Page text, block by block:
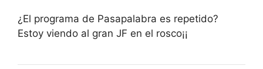
¿El programa de Pasapalabra es repetido?
Estoy viendo al gran JF en el rosco¡¡